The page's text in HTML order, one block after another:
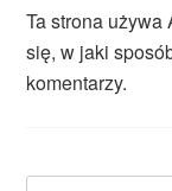
Ta strona używa
się, w jaki
komentarzy.